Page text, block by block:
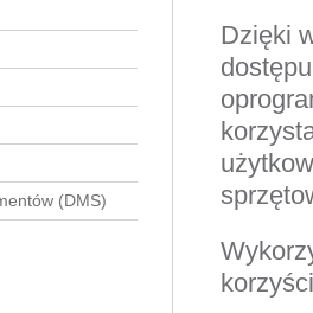
(DMS)
Dzięki